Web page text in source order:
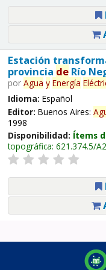
Estación
provincia deRío
por Agua y Energía
Idioma: Español
Editor: Buenos Aires:
1998
Disponibilidad: Ítems
topográfica: 621.374.5/